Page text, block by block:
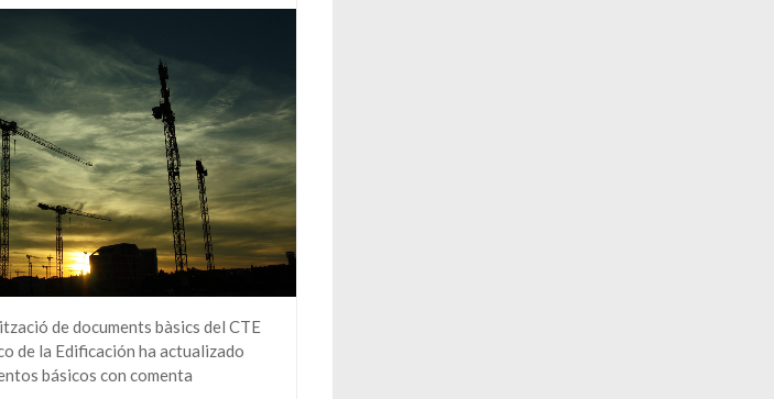
de documents bàsics del CTE
de la Edificación ha actualizado
básicos con comenta